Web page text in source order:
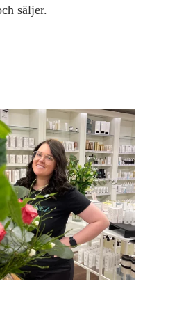
säljer.